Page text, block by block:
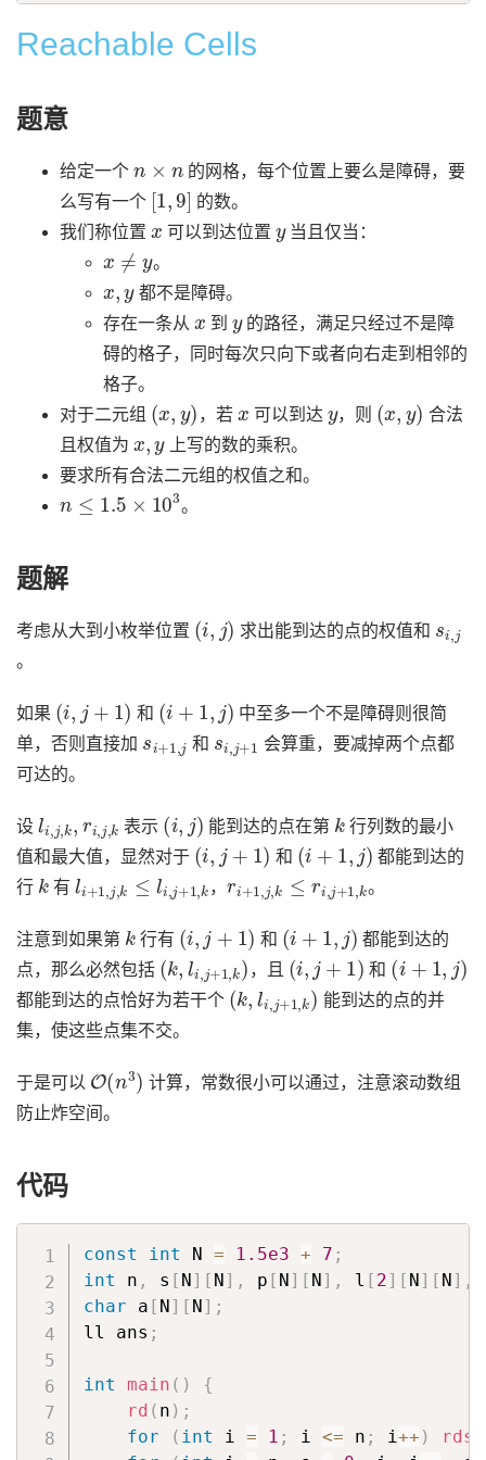
Reachable Cells
题意
给定一个
的网格，每个位置上要么是障碍，要
么写有一个
[1 9]
的数。
我们称位置
x
可以到达位置 当且仅当：
y
。
y
都不是障碍。
存在一条从
到
的路径，满足只经过不是障
碍的格子，同时每次只向下或者向右走到相邻的
格子。
对于二元组
(
，若 可以到达 ，则
(x
合法
且权值为
y
上写的数的乘积。
要求所有合法二元组的权值之和。
1.5 ×10 3
。
题解
考虑从大到小枚举位置
(,
求出能到达的点的权值和
。
如果
(, +1
和
(i+ j)
中至多一个不是障碍则很简
单，否则直接加
+
和
s i,
会算重，要减掉两个点都
可达的。
设
li
表示
( ,
能到达的点在第
k
行列数的最小
值和最大值，显然对于
(, +1
和
(i+ j)
都能到达的
行
k
有
li li ,j k
，
, r k
。
注意到如果第
k
行有
(i, +1
和
(i+ j)
都能到达的
点，那么必然包括
(k li,j + )
，且
(i, +1 )
和
( + j)
都能到达的点恰好为若干个
(k i, 1, k)
能到达的点的并
集，使这些点集不交。
于是可以
O( 3)
计算，常数很小可以通过，注意滚动数组
防止炸空间。
代码
const int N = 1.5e3 + 7 ;
int n , s [ N] [ N] , p [ N] [ N] , l [ 2] [ N] [ N] ,
char a [ N] [ N] ;
ll ans ;
int main ( )
{
rd ( n ) ;
for
( int i = 1 ; i <= n ; i ++ ) rds